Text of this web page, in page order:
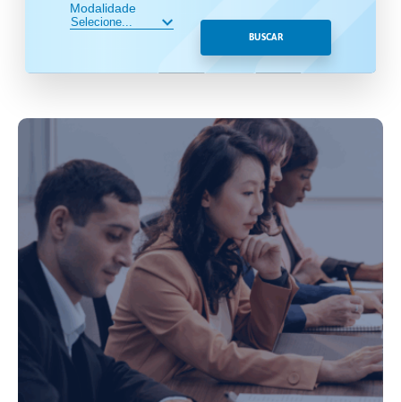
Modalidade
BUSCAR